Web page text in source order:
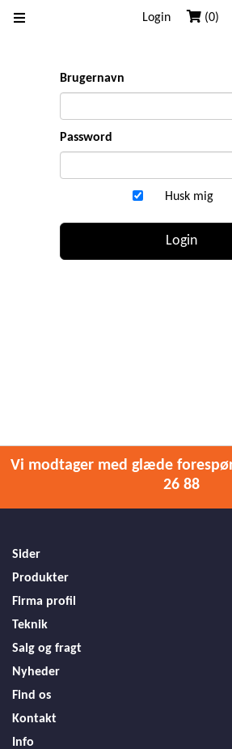
(0)
Login
Brugernavn
Password
Husk mig
Login
Vi modtager med glæde
26 88
Sider
Produkter
Firma profil
Teknik
Salg og fragt
Nyheder
Find os
Kontakt
Info